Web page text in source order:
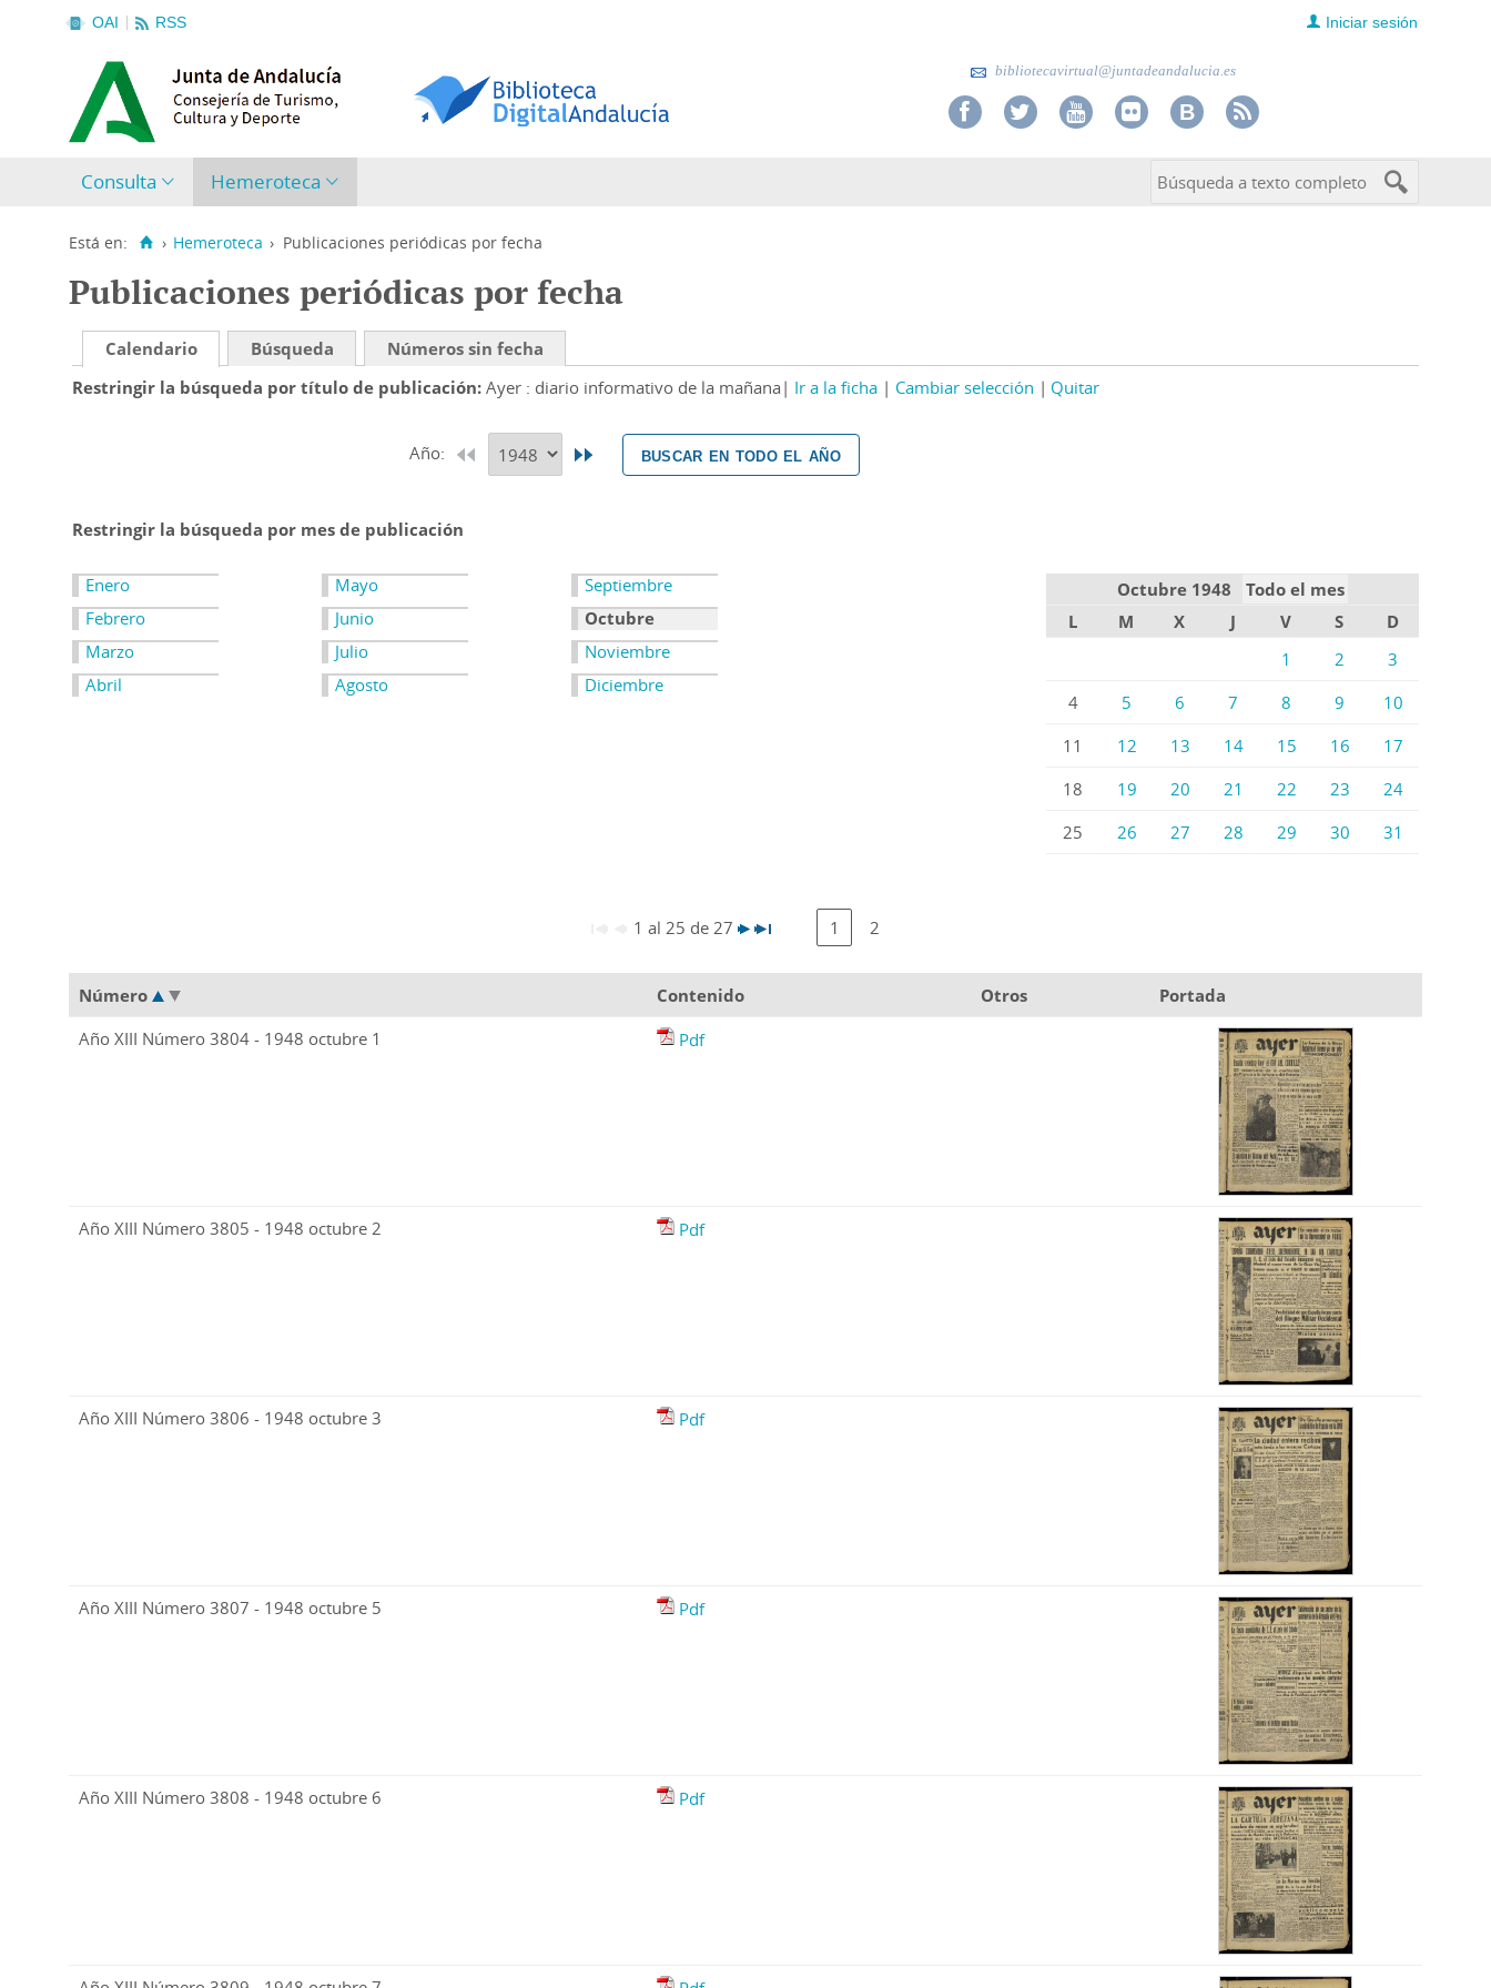
OAI RSS Iniciar sesión
bibliotecavirtual@juntadeandalucia.es
Consulta Hemeroteca
Está en: › Hemeroteca › Publicaciones periódicas por fecha
Publicaciones periódicas por fecha
Calendario Búsqueda
Números sin fecha
Restringir la búsqueda por título de publicación Ayer : diario informativo de la mañana Ir a la ficha Cambiar selección Quitar
Año: buscar en todo el año
Restringir la búsqueda por mes de publicación
Enero
Febrero
Marzo
Abril
Mayo
Junio
Julio
Agosto
Septiembre
Octubre
Noviembre
Diciembre
Octubre 1948
Todo el mes
L
M X J V S
D
1
2
3
4
5 6 7 8 9
10
11
12 13 14 15 16
17
18
19 20 21 22 23
24
25
26 27 28 29 30 31
1 al 25 de 27 1 2
Número Contenido Otros
Portada
Año XIII Número 3804 - 1948 octubre 1
Pdf
Año XIII Número 3805 - 1948 octubre 2 Pdf
Año XIII Número 3806 - 1948 octubre 3 Pdf
Año XIII Número 3807 - 1948 octubre 5 Pdf
Año XIII Número 3808 - 1948 octubre 6 Pdf